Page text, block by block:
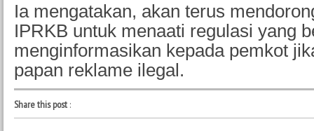
Ia mengatakan, akan terus
IPRKB untuk menaati regulasi yang
menginformasikan kepada pemkot
papan reklame ilegal.
Share this post: